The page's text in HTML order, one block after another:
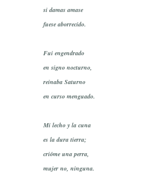
si damas amase
fuese aborrecido.
Fui engendrado
en signo nocturno,
reinaba Saturno
en curso menguado.
Mi lecho y la cuna
es la dura tierra;
crióme una perra,
mujer no, ninguna.